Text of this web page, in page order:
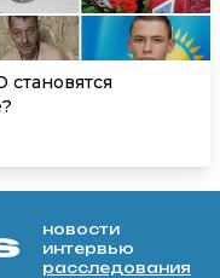
новости
интервью
расследования